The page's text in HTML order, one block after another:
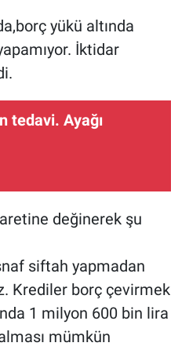
yükü altında
İktidar
tedavi. Ayağı
değinerek şu
siftah yapmadan
Krediler borç çevirmek
1 milyon 600 bin lira
mümkün